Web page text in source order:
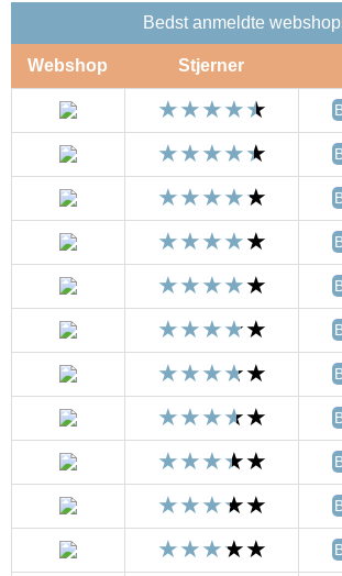
Bedst anmeldte
Webshop Stjerner